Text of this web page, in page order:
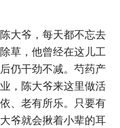
大爷，每天都不忘去
草，他曾经在这儿工
仍干劲不减。芍药产
，陈大爷来这里做活
、老有所乐。只要有
爷就会揪着小辈的耳